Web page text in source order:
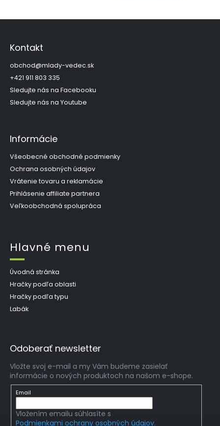
Kontakt
obchod@mlady-vedec.sk
+421 911 803 335
Sledujte nás na Facebooku
Sledujte nás na Youtube
Informácie
Všeobecné obchodné podmienky
Ochrana osobných údajov
Vrátenie tovaru a reklamácie
Prihlásenie affiliate partnera
Veľkoobchodná spolupráca
Hlavné menu
Úvodná stránka
Hračky podľa oblasti
Hračky podľa typu
Labák
Odoberať newsletter
Vložte svoj e-mail a my Vám budeme zasielať
informácie o nových produktoch na našom e-shope.
Email
Vložením emailu súhlasíte s
Podmienkami ochrany osobných údajov.